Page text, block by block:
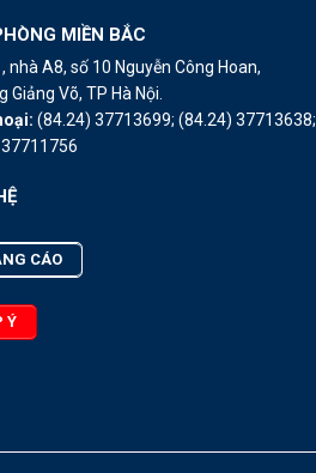
MIỀN BẮC
nhà A8, số 10 Nguyễn Công Hoan,
Giảng Võ, TP Hà Nội.
(84.24) 37713699;(84.24) 37713638;
CÁO
Ý